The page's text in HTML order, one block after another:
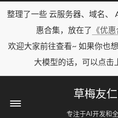
整理了一些 云服务器、域名、
惠合集，放在了
《优惠
欢迎大家前往查看~ 如果你也
大模型的话，可以点击
草梅友
专注于AI开发和